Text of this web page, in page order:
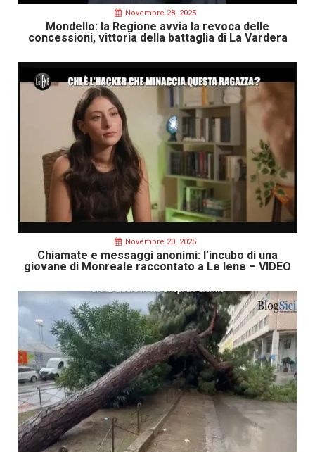
Novembre 28, 2025
Mondello: la Regione avvia la revoca delle
concessioni, vittoria della battaglia di La Vardera
Novembre 20, 2025
Chiamate e messaggi anonimi: l’incubo di una
giovane di Monreale raccontato a Le Iene – VIDEO